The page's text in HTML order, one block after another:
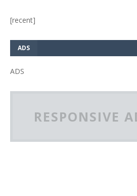
[recent]
ADS
ADS
RESPONSIVE